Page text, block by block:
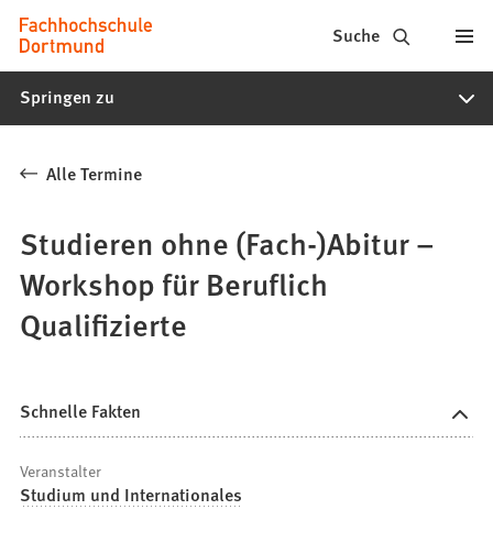
Inhalt anspringen
Fachhochschule
Dortmund
-
Studiengänge,
Bewerbung
Suche
Springen zu
Alle Termine
Studieren ohne (Fach-)Abitur –
Workshop für Beruflich
Qualifizierte
Schnelle Fakten
Veranstalter
Studium und Internationales